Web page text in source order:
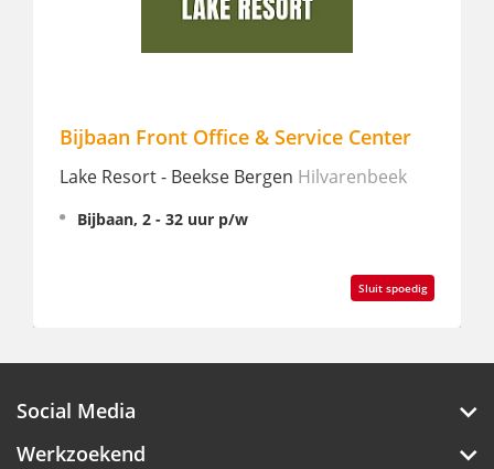
Bijbaan Front Office & Service Center
Lake Resort - Beekse BergenHilvarenbeek
Bijbaan, 2 - 32 uur p/w
Sluit spoedig
Social Media